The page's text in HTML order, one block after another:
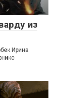
из
Ирина